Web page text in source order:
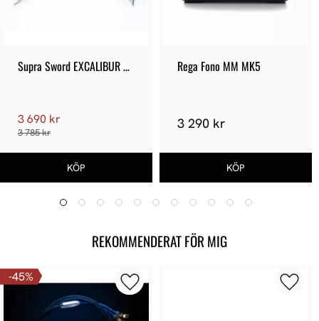
Supra Sword EXCALIBUR
3 690 kr
3 785 kr
Rega Fono MM MK5
3 290 kr
REKOMMENDERAT FÖR MIG
45%